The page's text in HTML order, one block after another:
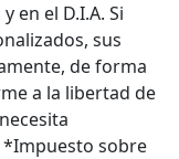
en el D.I.A. Si
sus
de forma
a la libertad de
*Impuesto sobre